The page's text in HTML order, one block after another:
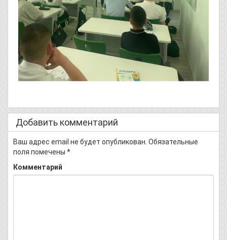
Добавить комментарий
Ваш адрес email не будет опубликован. Обязательные
поля помечены *
Комментарий